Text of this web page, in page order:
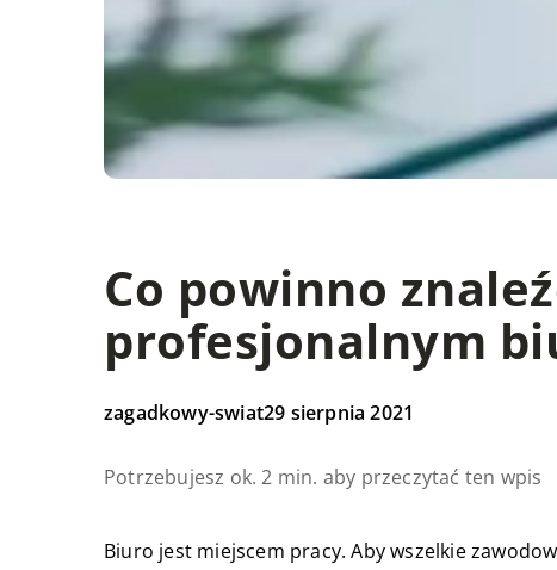
Co powinno
profesjonalnym
zagadkowy-swiat29 sierpnia 2021
Potrzebujesz ok. 2 min. aby przeczytać ten wpis
Biuro jest miejscem pracy. Aby wszelkie